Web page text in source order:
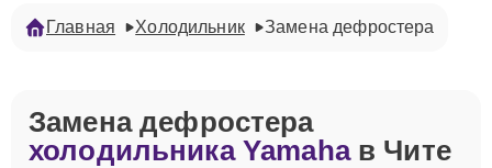
Главная Холодильник Замена дефростера
Замена дефростера
холодильника Yamahaв Чите